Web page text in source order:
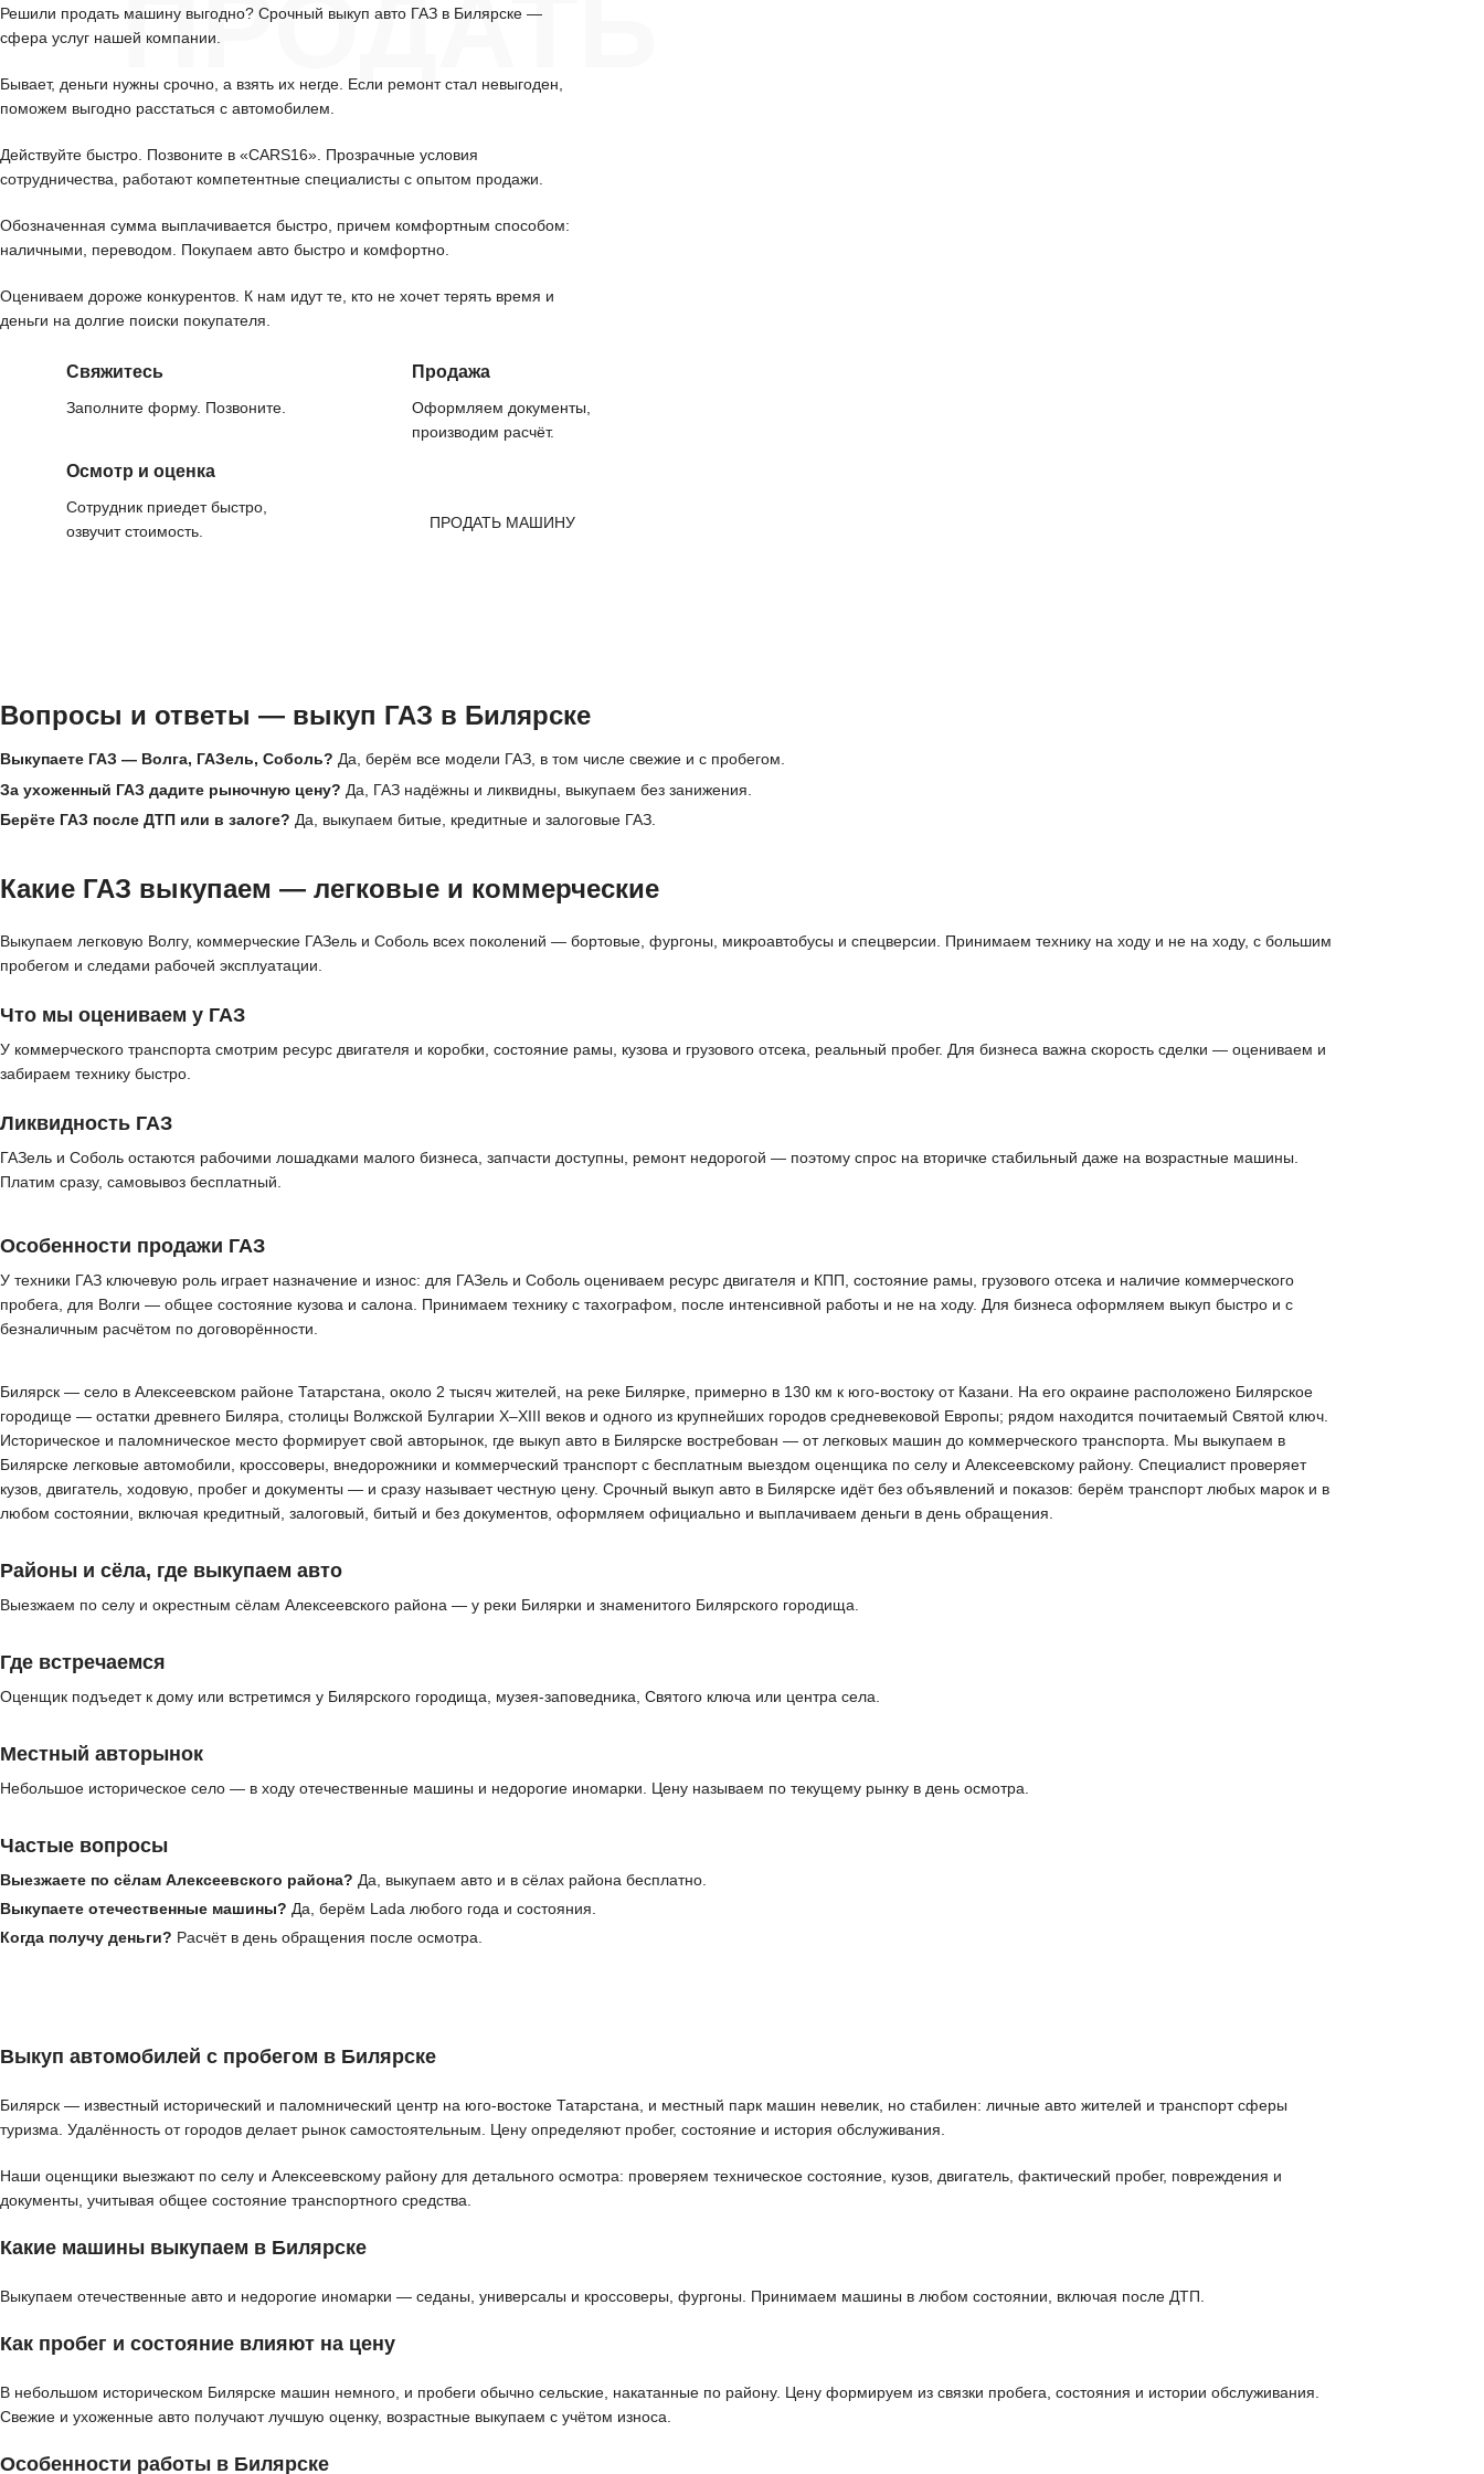
ПРОДАТЬ
Решили продать машину выгодно? Срочный выкуп авто ГАЗ в Билярске —
сфера услуг нашей компании.
Бывает, деньги нужны срочно, а взять их негде. Если ремонт стал невыгоден,
поможем выгодно расстаться с автомобилем.
Действуйте быстро. Позвоните в «CARS16». Прозрачные условия
сотрудничества, работают компетентные специалисты с опытом продажи.
Обозначенная сумма выплачивается быстро, причем комфортным способом:
наличными, переводом. Покупаем авто быстро и комфортно.
Оцениваем дороже конкурентов. К нам идут те, кто не хочет терять время и
деньги на долгие поиски покупателя.
Свяжитесь
Заполните форму. Позвоните.
Осмотр и оценка
Сотрудник приедет быстро,
озвучит стоимость.
Продажа
Оформляем документы,
производим расчёт.
ПРОДАТЬ МАШИНУ
Вопросы и ответы — выкуп ГАЗ в Билярске
Выкупаете ГАЗ — Волга, ГАЗель, Соболь? Да, берём все модели ГАЗ, в том числе свежие и с пробегом.
За ухоженный ГАЗ дадите рыночную цену? Да, ГАЗ надёжны и ликвидны, выкупаем без занижения.
Берёте ГАЗ после ДТП или в залоге? Да, выкупаем битые, кредитные и залоговые ГАЗ.
Какие ГАЗ выкупаем — легковые и коммерческие
Выкупаем легковую Волгу, коммерческие ГАЗель и Соболь всех поколений — бортовые, фургоны, микроавтобусы и спецверсии. Принимаем технику на ходу и не на ходу, с большим
пробегом и следами рабочей эксплуатации.
Что мы оцениваем у ГАЗ
У коммерческого транспорта смотрим ресурс двигателя и коробки, состояние рамы, кузова и грузового отсека, реальный пробег. Для бизнеса важна скорость сделки — оцениваем и
забираем технику быстро.
Ликвидность ГАЗ
ГАЗель и Соболь остаются рабочими лошадками малого бизнеса, запчасти доступны, ремонт недорогой — поэтому спрос на вторичке стабильный даже на возрастные машины.
Платим сразу, самовывоз бесплатный.
Особенности продажи ГАЗ
У техники ГАЗ ключевую роль играет назначение и износ: для ГАЗель и Соболь оцениваем ресурс двигателя и КПП, состояние рамы, грузового отсека и наличие коммерческого
пробега, для Волги — общее состояние кузова и салона. Принимаем технику с тахографом, после интенсивной работы и не на ходу. Для бизнеса оформляем выкуп быстро и с
безналичным расчётом по договорённости.
Билярск — село в Алексеевском районе Татарстана, около 2 тысяч жителей, на реке Билярке, примерно в 130 км к юго-востоку от Казани. На его окраине расположено Билярское
городище — остатки древнего Биляра, столицы Волжской Булгарии X–XIII веков и одного из крупнейших городов средневековой Европы; рядом находится почитаемый Святой ключ.
Историческое и паломническое место формирует свой авторынок, где выкуп авто в Билярске востребован — от легковых машин до коммерческого транспорта. Мы выкупаем в
Билярске легковые автомобили, кроссоверы, внедорожники и коммерческий транспорт с бесплатным выездом оценщика по селу и Алексеевскому району. Специалист проверяет
кузов, двигатель, ходовую, пробег и документы — и сразу называет честную цену. Срочный выкуп авто в Билярске идёт без объявлений и показов: берём транспорт любых марок и в
любом состоянии, включая кредитный, залоговый, битый и без документов, оформляем официально и выплачиваем деньги в день обращения.
Районы и сёла, где выкупаем авто
Выезжаем по селу и окрестным сёлам Алексеевского района — у реки Билярки и знаменитого Билярского городища.
Где встречаемся
Оценщик подъедет к дому или встретимся у Билярского городища, музея-заповедника, Святого ключа или центра села.
Местный авторынок
Небольшое историческое село — в ходу отечественные машины и недорогие иномарки. Цену называем по текущему рынку в день осмотра.
Частые вопросы
Выезжаете по сёлам Алексеевского района? Да, выкупаем авто и в сёлах района бесплатно.
Выкупаете отечественные машины? Да, берём Lada любого года и состояния.
Когда получу деньги? Расчёт в день обращения после осмотра.
Выкуп автомобилей с пробегом в Билярске
Билярск — известный исторический и паломнический центр на юго-востоке Татарстана, и местный парк машин невелик, но стабилен: личные авто жителей и транспорт сферы
туризма. Удалённость от городов делает рынок самостоятельным. Цену определяют пробег, состояние и история обслуживания.
Наши оценщики выезжают по селу и Алексеевскому району для детального осмотра: проверяем техническое состояние, кузов, двигатель, фактический пробег, повреждения и
документы, учитывая общее состояние транспортного средства.
Какие машины выкупаем в Билярске
Выкупаем отечественные авто и недорогие иномарки — седаны, универсалы и кроссоверы, фургоны. Принимаем машины в любом состоянии, включая после ДТП.
Как пробег и состояние влияют на цену
В небольшом историческом Билярске машин немного, и пробеги обычно сельские, накатанные по району. Цену формируем из связки пробега, состояния и истории обслуживания.
Свежие и ухоженные авто получают лучшую оценку, возрастные выкупаем с учётом износа.
Особенности работы в Билярске